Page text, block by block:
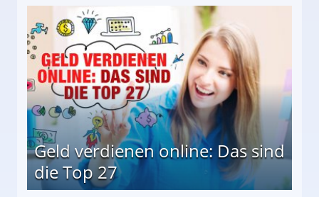
Geld verdienen online: Das sind
die Top 27